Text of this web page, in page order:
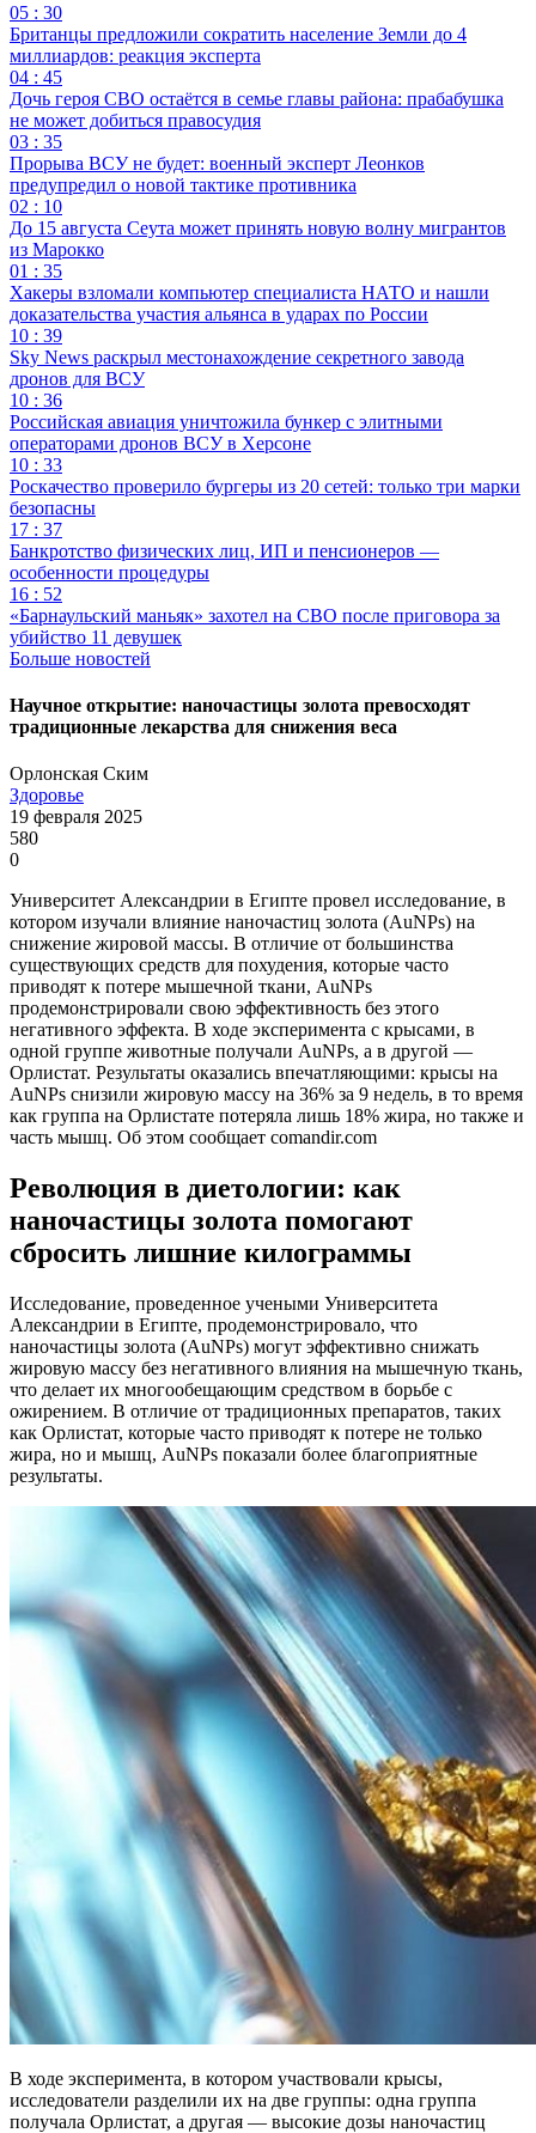
05 : 30
Британцы предложили сократить население Земли до 4
миллиардов: реакция эксперта
04 : 45
Дочь героя СВО остаётся в семье главы района: прабабушка
не может добиться правосудия
03 : 35
Прорыва ВСУ не будет: военный эксперт Леонков
предупредил о новой тактике противника
02 : 10
До 15 августа Сеута может принять новую волну мигрантов
из Марокко
01 : 35
Хакеры взломали компьютер специалиста НАТО и нашли
доказательства участия альянса в ударах по России
10 : 39
Sky News раскрыл местонахождение секретного завода
дронов для ВСУ
10 : 36
Российская авиация уничтожила бункер с элитными
операторами дронов ВСУ в Херсоне
10 : 33
Роскачество проверило бургеры из 20 сетей: только три марки
безопасны
17 : 37
Банкротство физических лиц, ИП и пенсионеров —
особенности процедуры
16 : 52
«Барнаульский маньяк» захотел на СВО после приговора за
убийство 11 девушек
Больше новостей
Научное открытие: наночастицы золота превосходят
традиционные лекарства для снижения веса
Орлонская Ским
Здоровье
19 февраля 2025
580
0
Университет Александрии в Египте провел исследование, в
котором изучали влияние наночастиц золота (AuNPs) на
снижение жировой массы. В отличие от большинства
существующих средств для похудения, которые часто
приводят к потере мышечной ткани, AuNPs
продемонстрировали свою эффективность без этого
негативного эффекта. В ходе эксперимента с крысами, в
одной группе животные получали AuNPs, а в другой —
Орлистат. Результаты оказались впечатляющими: крысы на
AuNPs снизили жировую массу на 36% за 9 недель, в то время
как группа на Орлистате потеряла лишь 18% жира, но также и
часть мышц. Об этом сообщает comandir.com
Революция в диетологии: как
наночастицы золота помогают
сбросить лишние килограммы
Исследование, проведенное учеными Университета
Александрии в Египте, продемонстрировало, что
наночастицы золота (AuNPs) могут эффективно снижать
жировую массу без негативного влияния на мышечную ткань,
что делает их многообещающим средством в борьбе с
ожирением. В отличие от традиционных препаратов, таких
как Орлистат, которые часто приводят к потере не только
жира, но и мышц, AuNPs показали более благоприятные
результаты.
В ходе эксперимента, в котором участвовали крысы,
исследователи разделили их на две группы: одна группа
получала Орлистат, а другая — высокие дозы наночастиц